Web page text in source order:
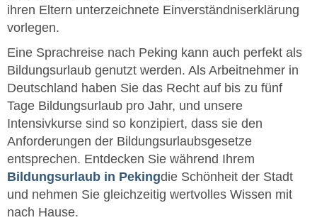
ihren Eltern unterzeichnete Einverständniserklärung
vorlegen.
Eine Sprachreise nach Peking kann auch perfekt als
Bildungsurlaub genutzt werden. Als Arbeitnehmer in
Deutschland haben Sie das Recht auf bis zu fünf
Tage Bildungsurlaub pro Jahr, und unsere
Intensivkurse sind so konzipiert, dass sie den
Anforderungen der Bildungsurlaubsgesetze
entsprechen. Entdecken Sie während Ihrem
Bildungsurlaub in Pekingdie Schönheit der Stadt
und nehmen Sie gleichzeitig wertvolles Wissen mit
nach Hause.